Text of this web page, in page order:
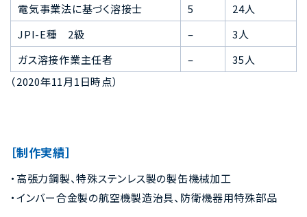
電気事業法に基づく溶接士
5
24人
JPI-E種 2級
–
3人
ガス溶接作業主任者
–
35人
（2020年11月1日時点）
［制作実績］
・高張力鋼製、特殊ステンレス製の製缶機械加工
・インバー合金製の航空機製造治具、防衛機器用特殊部品